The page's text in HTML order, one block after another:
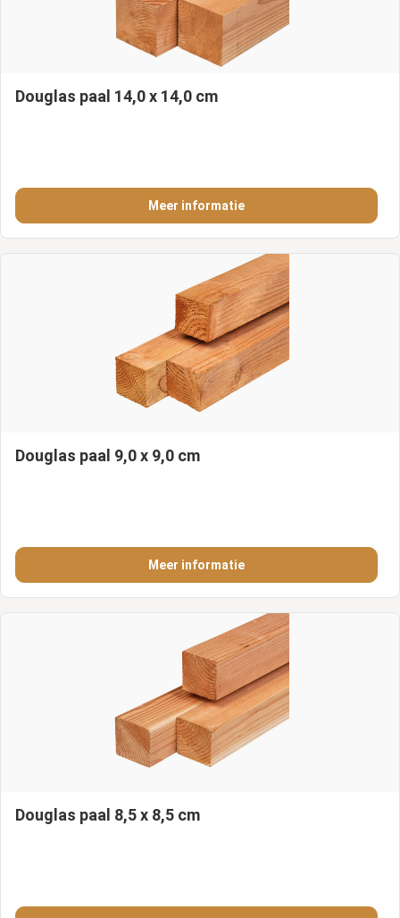
Douglas paal 14,0 x 14,0 cm
Meer informatie
Douglas paal 9,0 x 9,0 cm
Meer informatie
Douglas paal 8,5 x 8,5 cm